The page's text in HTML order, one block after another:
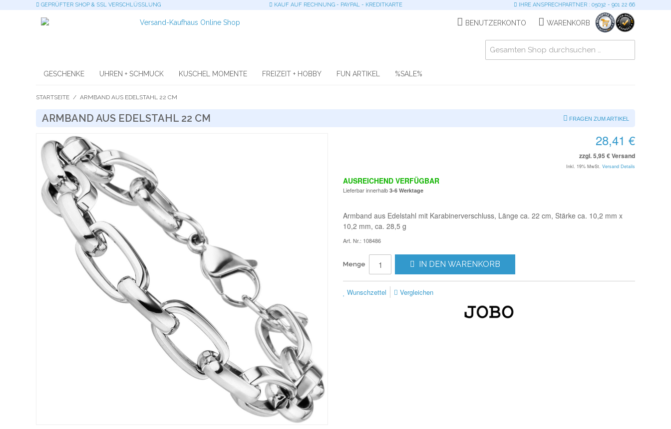
GEPRÜFTER SHOP & SSL VERSCHLÜSSLUNG KAUF AUF RECHNUNG - PAYPAL - KREDITKARTE IHRE ANSPRECHPARTNER : 05032 - 901 22 66
BENUTZERKONTO WARENKORB
GESCHENKE UHREN + SCHMUCK KUSCHEL MOMENTE FREIZEIT + HOBBY FUN ARTIKEL %SALE%
STARTSEITE / ARMBAND AUS EDELSTAHL 22 CM
ARMBAND AUS EDELSTAHL 22 CM FRAGEN ZUM ARTIKEL
28,41 €
zzgl. 5,95 € Versand
Inkl. 19% MwSt. Versand Details
AUSREICHEND VERFÜGBAR
Lieferbar innerhalb 3-6 Werktage
Armband aus Edelstahl mit Karabinerverschluss, Länge ca. 22 cm, Stärke ca. 10,2 mm x
10,2 mm, ca. 28,5 g
Art. Nr.: 108486
Menge IN DEN WARENKORB
Wunschzettel Vergleichen